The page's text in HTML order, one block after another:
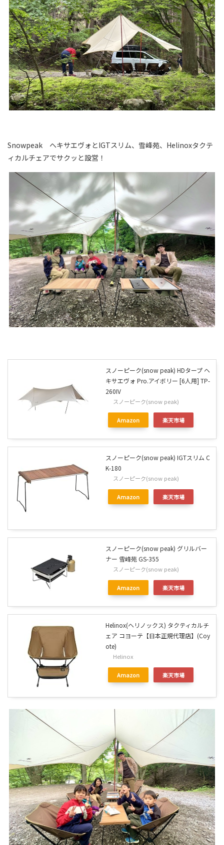
Snowpeak ヘキサエヴォとIGTスリム、雪峰苑、Helinoxタクテ
ィカルチェアでサクッと設営！
スノーピーク(snow peak) HDタープ ヘ
キサエヴォ Pro.アイボリー [6人用] TP-
260IV
スノーピーク(snow peak)
Amazon 楽天市場
スノーピーク(snow peak) IGTスリム C
K-180
スノーピーク(snow peak)
Amazon 楽天市場
スノーピーク(snow peak) グリルバー
ナー 雪峰苑 GS-355
スノーピーク(snow peak)
Amazon 楽天市場
Helinox(ヘリノックス) タクティカルチ
ェア コヨーテ【日本正規代理店】(Coy
ote)
Helinox
Amazon 楽天市場